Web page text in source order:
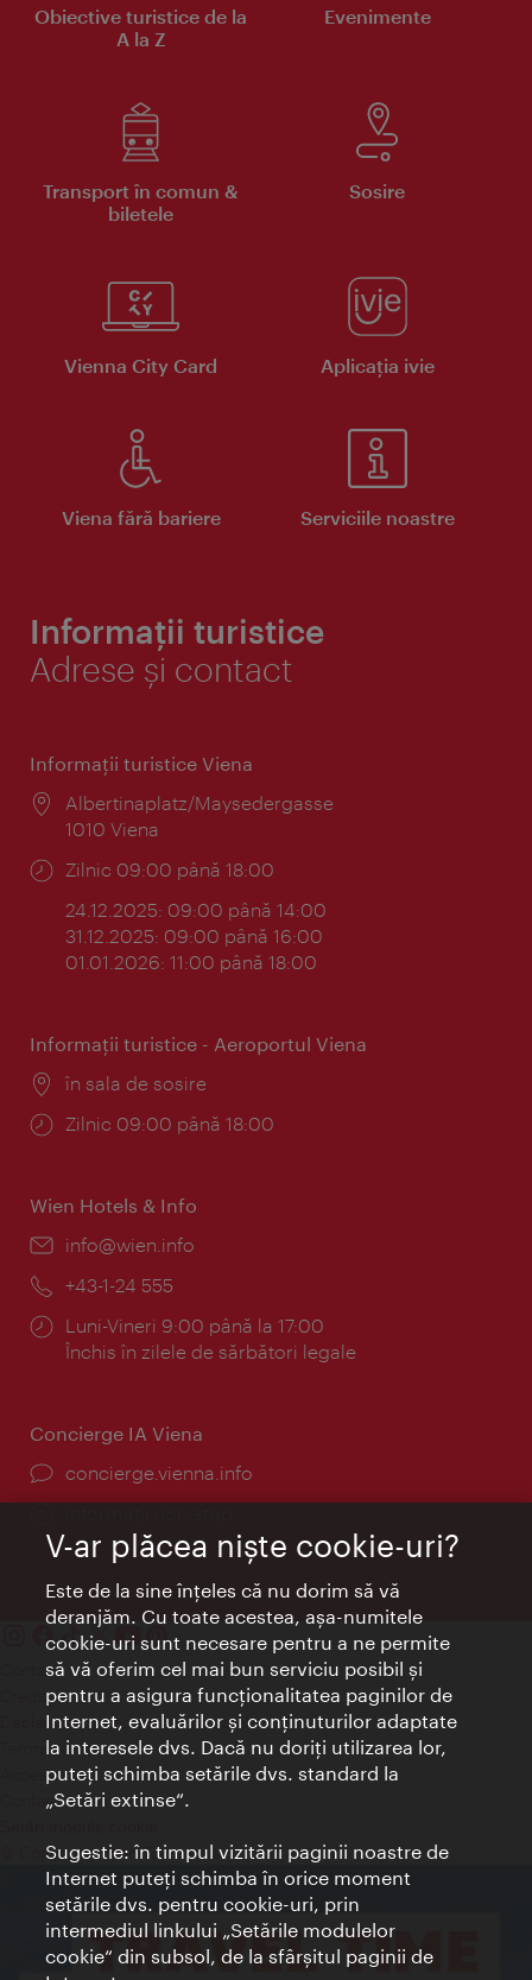
Obiective turistice de la
A la Z
Evenimente
Transport în comun &
biletele
Sosire
Vienna City Card Aplicaţia ivie
Viena fără bariere Serviciile noastre
Informații turistice
Adrese și contact
Informaţii turistice Viena
Locul:
Albertinaplatz/Maysedergasse
1010 Viena
Program:
Zilnic 09:00 până 18:00
24.12.2025: 09:00 până 14:00
31.12.2025: 09:00 până 16:00
01.01.2026: 11:00 până 18:00
Informaţii turistice - Aeroportul Viena
Locul:
în sala de sosire
Program:
Zilnic 09:00 până 18:00
Wien Hotels & Info
E-
info@wien.info
Telefon:
+43-1-24 555
Program:
Luni-Vineri 9:00 până la 17:00
Închis în zilele de sărbători legale
Concierge IA Viena
concierge.vienna.info
Contact
Credits
Declaraţie privind protecţia datelor
Terms of Use
Accesibilitate
Contact presa
© Copyright Wien Tourismus
V-ar plăcea nişte cookie-uri?
Este de la sine înţeles că nu dorim să vă
deranjăm. Cu toate acestea, aşa-numitele
cookie-uri sunt necesare pentru a ne permite
să vă oferim cel mai bun serviciu posibil şi
pentru a asigura funcţionalitatea paginilor de
Internet, evaluărilor şi conţinuturilor adaptate
la interesele dvs. Dacă nu doriţi utilizarea lor,
puteţi schimba setările dvs. standard la
„Setări extinse“.
Sugestie: în timpul vizitării paginii noastre de
Internet puteţi schimba în orice moment
setările dvs. pentru cookie-uri, prin
intermediul linkului „Setările modulelor
cookie“ din subsol, de la sfârşitul paginii de